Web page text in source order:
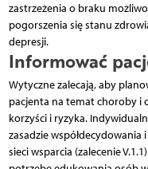
zastrzeżenia o braku
pogorszenia się stanu
depresji.
Informować
Wytyczne zalecają, aby
pacjenta na temat choroby i
korzyści i ryzyka.
zasadzie współdecydowania
sieci wsparcia (zalecenie